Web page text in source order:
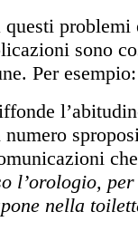
questi
sono
Per esempio:
numero
l’orologio,
nella